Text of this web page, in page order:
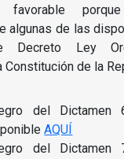
favorable
algunas de las
Decreto Ley
Constitución de la
del Dictamen
AQUÍ
del Dictamen